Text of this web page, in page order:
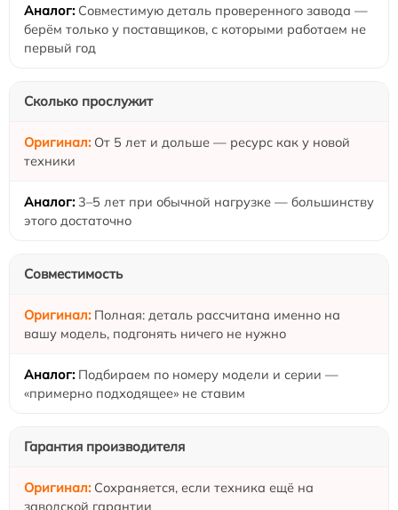
Совместимую деталь проверенного завода —
берём только у поставщиков, с которыми работаем не
первый год
Сколько прослужит
От 5 лет и дольше — ресурс как у новой
техники
3–5 лет при обычной нагрузке — большинству
этого достаточно
Совместимость
Полная: деталь рассчитана именно на
вашу модель, подгонять ничего не нужно
Подбираем по номеру модели и серии —
«примерно подходящее» не ставим
Гарантия производителя
Сохраняется, если техника ещё на
заводской гарантии